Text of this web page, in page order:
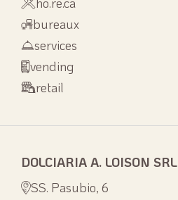
DOLCIARIA A. LOISON SRL
SS. Pasubio, 6
bureaux
services
vending
retail